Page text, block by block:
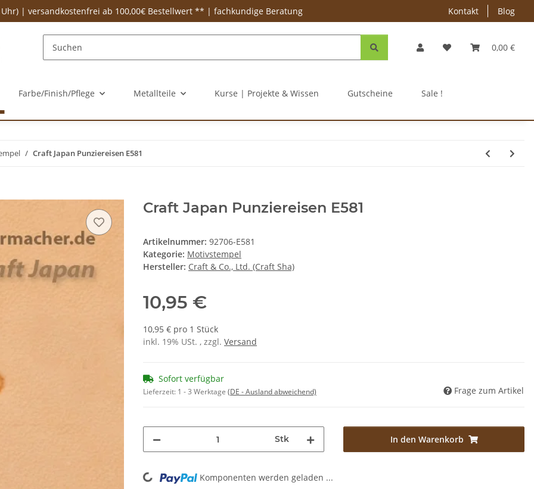
Uhr) | versandkostenfrei ab 100,00€ Bestellwert ** | fachkundige Beratung Kontakt Blog
0,00 €
Farbe/Finish/Pflege Metallteile Kurse | Projekte & Wissen Gutscheine Sale !
Craft Japan Punziereisen E581
Craft Japan Punziereisen E581
Artikelnummer: 92706-E581
Kategorie: Motivstempel
Hersteller: Craft & Co., Ltd. (Craft Sha)
10,95 €
10,95 € pro 1 Stück
inkl. 19% USt. , zzgl. Versand
Sofort verfügbar
Lieferzeit: 1 - 3 Werktage (DE - Ausland abweichend) Frage zum Artikel
Stk In den Warenkorb
Loading... Komponenten werden geladen ...